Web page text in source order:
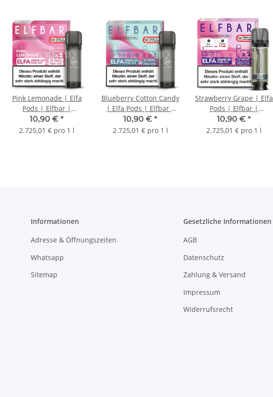
Pink Lemonade | Elfa
Pods | Elfbar |
20mg/ml | 2 Stk.
10,90 € *
2.725,01 € pro 1 l
Blueberry Cotton Candy
| Elfa Pods | Elfbar |
20mg/ml | 2 Stk.
10,90 € *
2.725,01 € pro 1 l
Strawberry Grape | Elfa
Pods | Elfbar |
20mg/ml | 2 Stk.
10,90 € *
2.725,01 € pro 1 l
Informationen
Adresse & Öffnungszeiten
Whatsapp
Sitemap
Gesetzliche Informationen
AGB
Datenschutz
Zahlung & Versand
Impressum
Widerrufsrecht